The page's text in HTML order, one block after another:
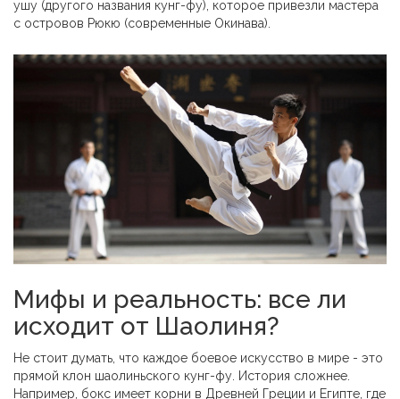
ушу (другого названия кунг-фу), которое привезли мастера
с островов Рюкю (современные Окинава).
Мифы и реальность: все ли
исходит от Шаолиня?
Не стоит думать, что каждое боевое искусство в мире - это
прямой клон шаолиньского кунг-фу. История сложнее.
Например, бокс имеет корни в Древней Греции и Египте, где